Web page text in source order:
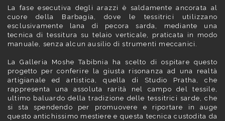
La fase esecutiva degli arazzi è saldamente ancorata al
cuore della Barbagia, dove le tessitrici utilizzano
esclusivamente lana di pecora sarda, mediante una
tecnica di tessitura su telaio verticale, praticata in modo
manuale, senza alcun ausilio di strumenti meccanici.
La Galleria Moshe Tabibnia ha scelto di ospitare questo
progetto per conferire la giusta risonanza ad una realtà
artigianale ed artistica, quella di Studio Pratha, che
rappresenta una assoluta rarità nel campo del tessile,
ultimo baluardo della tradizione delle tessitrici sarde, che
si sta spendendo per promuovere e riportare in auge
questo antichissimo mestiere e questa tecnica custodita da